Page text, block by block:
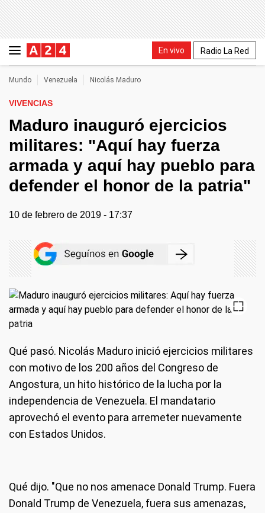
En vivo Radio La Red
Mundo Venezuela Nicolás Maduro
VIVENCIAS
Maduro inauguró ejercicios
militares: "Aquí hay fuerza
armada y aquí hay pueblo para
defender el honor de la patria"
10 de febrero de 2019 - 17:37
Qué pasó. Nicolás Maduro inició ejercicios militares
con motivo de los 200 años del Congreso de
Angostura, un hito histórico de la lucha por la
independencia de Venezuela. El mandatario
aprovechó el evento para arremeter nuevamente
con Estados Unidos.
Qué dijo. "Que no nos amenace Donald Trump. Fuera
Donald Trump de Venezuela, fuera sus amenazas,